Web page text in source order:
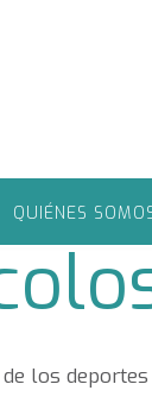
QUIÉNES
los